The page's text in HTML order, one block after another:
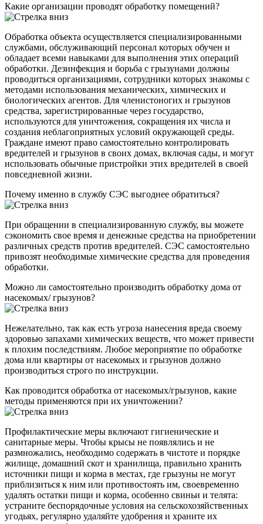
Какие организации проводят обработку помещений?
Обработка объекта осуществляется специализированными
службами, обслуживающий персонал которых обучен и
обладает всеми навыками для выполнения этих операций
обработки. Дезинфекция и борьба с грызунами должны
проводиться организациями, сотрудники которых знакомы с
методами использования механических, химических и
биологических агентов. Для членистоногих и грызунов
средства, зарегистрированные через государство,
используются для уничтожения, сокращения их числа и
создания неблагоприятных условий окружающей среды.
Граждане имеют право самостоятельно контролировать
вредителей и грызунов в своих домах, включая сады, и могут
использовать обычные пристройки этих вредителей в своей
повседневной жизни.
Почему именно в службу СЭС выгоднее обратиться?
При обращении в специализированную службу, вы можете
сэкономить свое время и денежные средства на приобретении
различных средств против вредителей. СЭС самостоятельно
привозят необходимые химические средства для проведения
обработки.
Можно ли самостоятельно производить обработку дома от
насекомых/ грызунов?
Нежелательно, так как есть угроза нанесения вреда своему
здоровью запахами химических веществ, что может привести
к плохим последствиям. Любое мероприятие по обработке
дома или квартиры от насекомых и грызунов должно
производиться строго по инструкции.
Как проводится обработка от насекомых/грызунов, какие
методы применяются при их уничтожении?
Профилактические меры включают гигиенические и
санитарные меры. Чтобы крысы не появлялись и не
размножались, необходимо содержать в чистоте и порядке
жилище, домашний скот и хранилища, правильно хранить
источники пищи и корма в местах, где грызуны не могут
приблизиться к ним или противостоять им, своевременно
удалять остатки пищи и корма, особенно свиньи и телята:
устраните беспорядочные условия на сельскохозяйственных
угодьях, регулярно удаляйте удобрения и храните их